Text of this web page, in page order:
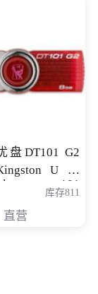
盘DT101 G2
U 盘
101
库存811
直营